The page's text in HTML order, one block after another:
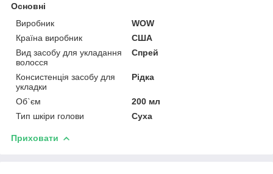
Основні
Виробник
WOW
Країна виробник
США
Вид засобу для укладання
волосся
Спрей
Консистенція засобу для
укладки
Рідка
Об`єм
200 мл
Тип шкіри голови
Суха
Приховати